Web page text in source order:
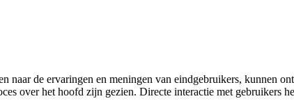
naar de ervaringen en meningen van eindgebruikers, kunnen
over het hoofd zijn gezien. Directe interactie met gebruikers